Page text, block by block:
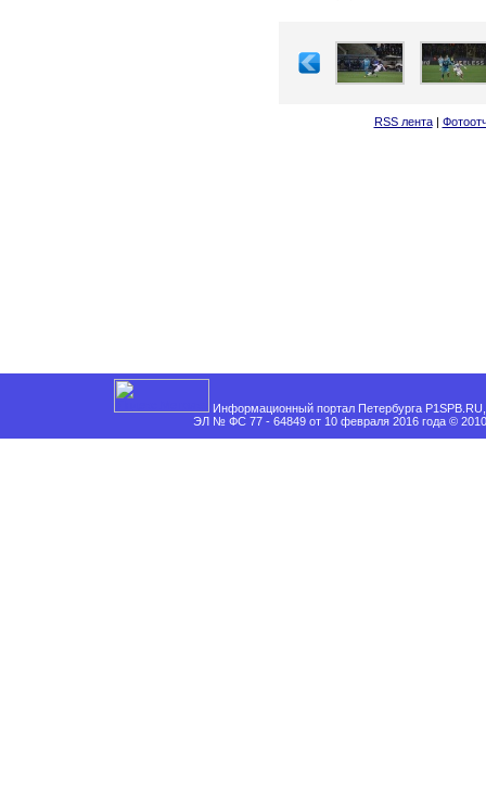
RSS лента|
Информационный портал Петербурга
ЭЛ № ФС 77 - 64849 от 10 февраля 2016 года ©